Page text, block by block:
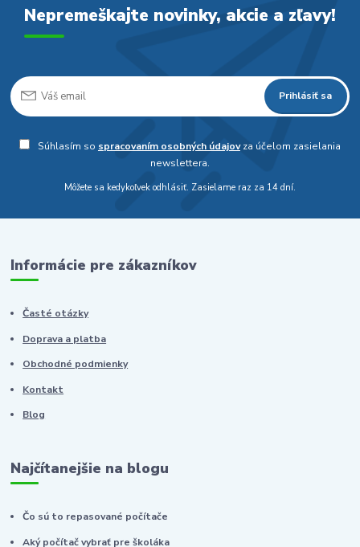
Nepremeškajte novinky, akcie a zľavy!
Prihlásiť sa
Súhlasím so spracovaním osobných údajovza účelom zasielania
newslettera.
Môžete sa kedykoľvek odhlásiť. Zasielame raz za 14 dní.
Informácie pre zákazníkov
Časté otázky
Doprava a platba
Obchodné podmienky
Kontakt
Blog
Najčítanejšie na blogu
Čo sú to repasované počítače
Aký počítač vybrať pre školáka